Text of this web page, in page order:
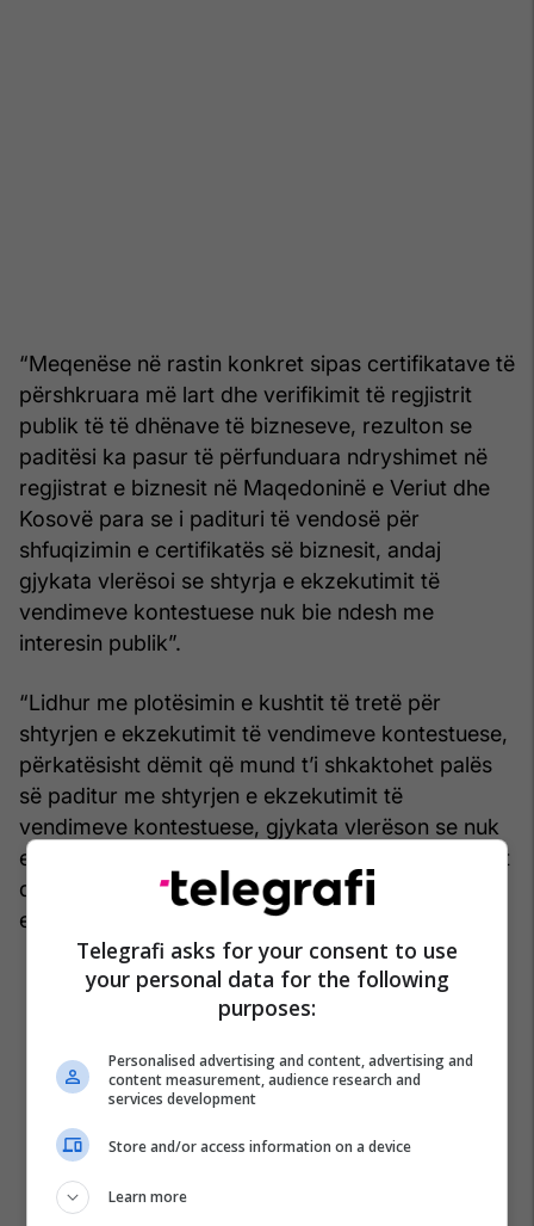
“Meqenëse në rastin konkret sipas certifikatave të
përshkruara më lart dhe verifikimit të regjistrit
publik të të dhënave të bizneseve, rezulton se
paditësi ka pasur të përfunduara ndryshimet në
regjistrat e biznesit në Maqedoninë e Veriut dhe
Kosovë para se i padituri të vendosë për
shfuqizimin e certifikatës së biznesit, andaj
gjykata vlerësoi se shtyrja e ekzekutimit të
vendimeve kontestuese nuk bie ndesh me
interesin publik”.
“Lidhur me plotësimin e kushtit të tretë për
shtyrjen e ekzekutimit të vendimeve kontestuese,
përkatësisht dëmit që mund t’i shkaktohet palës
së paditur me shtyrjen e ekzekutimit të
vendimeve kontestuese, gjykata vlerëson se nuk
ekziston ndonjë rrethanë sipas të cilës të paditurit
do t’i shkaktohej ndonjë dëm nga shtyrja e
ekzekutimit të vendimeve kontestuese”.
Telegrafi asks for your consent to use
your personal data for the following
purposes:
Personalised advertising and content, advertising and
content measurement, audience research and
services development
Store and/or access information on a device
Learn more